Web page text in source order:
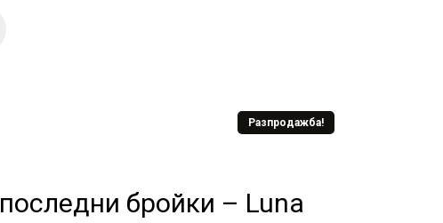
Разпродажба!
бройки – Luna